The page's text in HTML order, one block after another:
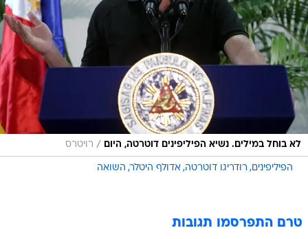
לא בוחל במילים. נשיא הפיליפינים דוטרטה, היום / רויטרס
הפיליפינים רודריגו דוטרטה אדולף היטלר השואה
טרם התפרסמו תגובות